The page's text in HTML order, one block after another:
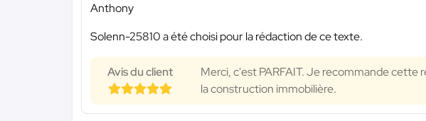
Anthony
Solenn-25810 a été choisi pour la rédaction de ce texte.
Avis du client
Merci, c'est PARFAIT. Je recommande cette
la construction immobilière.